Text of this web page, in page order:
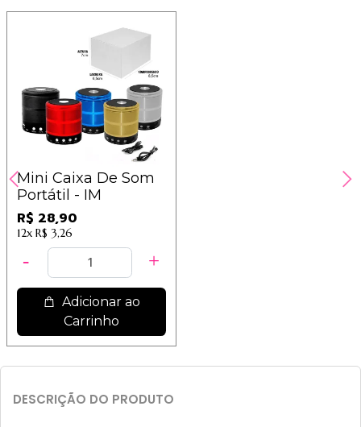
Mini Caixa De Som
Portátil - IM
R$ 28,90
12x R$ 3,26
Adicionar ao
Carrinho
DESCRIÇÃO DO PRODUTO